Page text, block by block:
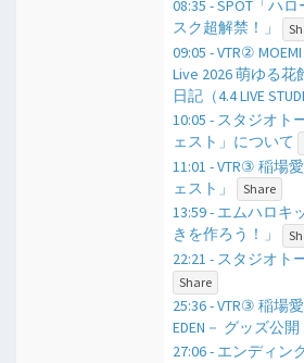
08:35 - SPOT「ハ
スク超解禁！」
09:05 - VTR②
Live 2026 萌ゆる
日記（4.4 LIVE
10:05 - スタジオト
ェスト」について
11:01 - VTR③ 稲場
ェスト」
Share
13:59 - エムハロキ
きを作ろう！」
22:21 - スタジオト
Share
25:36 - VTR③ 稲場
EDEN－ グッズ公開
27:06 - エンディン